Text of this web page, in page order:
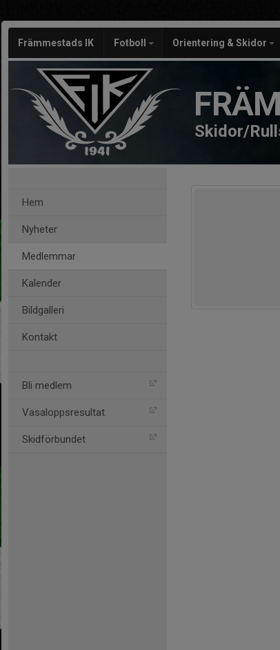
Främmestads IK Fotboll Orientering & Skidor
Skidor/
Hem
Nyheter
Medlemmar
Kalender
Bildgalleri
Kontakt
Bli medlem
Vasaloppsresultat
Skidförbundet